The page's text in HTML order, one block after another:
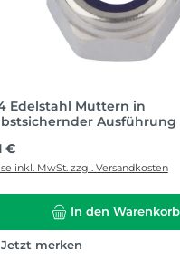
Edelstahl Muttern in
Ausführung
Preis:
€
inkl. MwSt. zzgl. Versandkosten
In den Warenkorb
Jetzt merken